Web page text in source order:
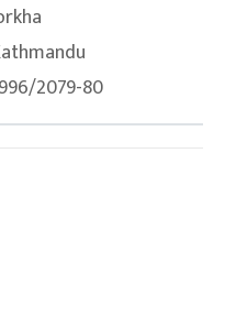
2079-80